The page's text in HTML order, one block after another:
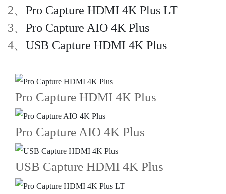
2、 Pro Capture HDMI 4K Plus LT
3、 Pro Capture AIO 4K Plus
4、 USB Capture HDMI 4K Plus
Pro Capture HDMI 4K Plus
Pro Capture AIO 4K Plus
USB Capture HDMI 4K Plus